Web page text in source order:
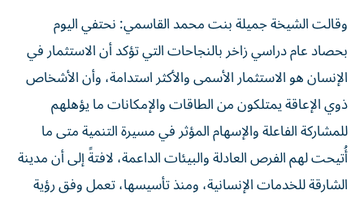
وقالت الشيخة جميلة بنت محمد القاسمي: نحتفي اليوم
بحصاد عام دراسي زاخر بالنجاحات التي تؤكد أن الاستثمار في
الإنسان هو الاستثمار الأسمى والأكثر استدامة، وأن الأشخاص
ذوي الإعاقة يمتلكون من الطاقات والإمكانات ما يؤهلهم
للمشاركة الفاعلة والإسهام المؤثر في مسيرة التنمية متى ما
أُتيحت لهم الفرص العادلة والبيئات الداعمة، لافتةً إلى أن مدينة
الشارقة للخدمات الإنسانية، ومنذ تأسيسها، تعمل وفق رؤية